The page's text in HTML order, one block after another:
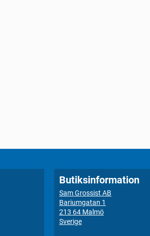
Butiksinformation
Sam Grossist AB
Bariumgatan 1
213 64 Malmö
Sverige